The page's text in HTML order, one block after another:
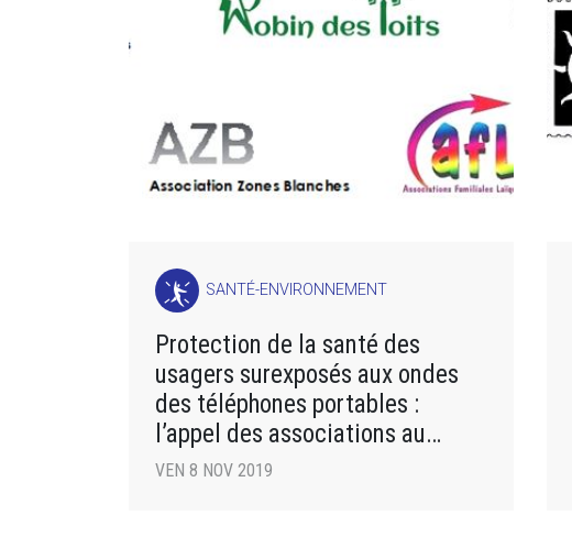
SANTÉ-ENVIRONNEMENT
Protection de la santé des
usagers surexposés aux ondes
des téléphones portables :
l’appel des associations au
gouvernement !
VEN 8 NOV 2019